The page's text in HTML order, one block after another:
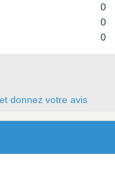
0
0
0
donnez votre avis